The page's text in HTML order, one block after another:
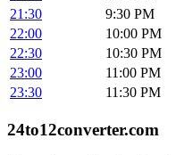
21:30
9:30 PM
22:00
10:00 PM
22:30
10:30 PM
23:00
11:00 PM
23:30
11:30 PM
24to12converter.com